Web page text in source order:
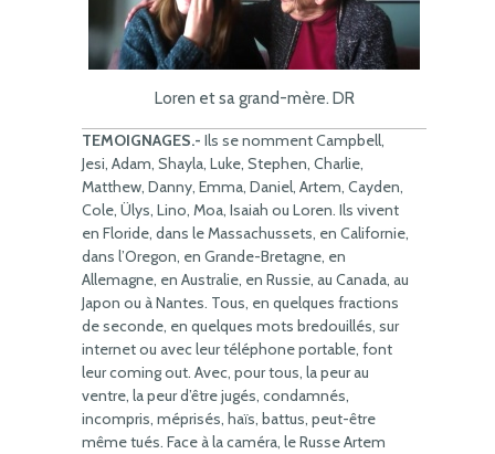
Loren et sa grand-mère. DR
TEMOIGNAGES.- Ils se nomment Campbell,
Jesi, Adam, Shayla, Luke, Stephen, Charlie,
Matthew, Danny, Emma, Daniel, Artem, Cayden,
Cole, Ülys, Lino, Moa, Isaiah ou Loren. Ils vivent
en Floride, dans le Massachussets, en Californie,
dans l’Oregon, en Grande-Bretagne, en
Allemagne, en Australie, en Russie, au Canada, au
Japon ou à Nantes. Tous, en quelques fractions
de seconde, en quelques mots bredouillés, sur
internet ou avec leur téléphone portable, font
leur coming out. Avec, pour tous, la peur au
ventre, la peur d’être jugés, condamnés,
incompris, méprisés, haïs, battus, peut-être
même tués. Face à la caméra, le Russe Artem